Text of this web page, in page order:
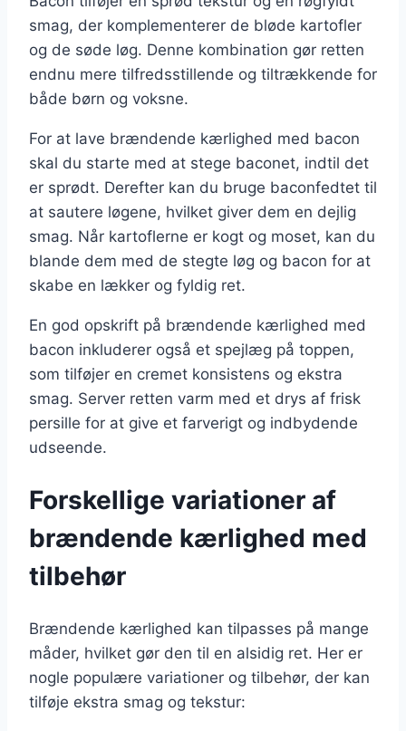
smag, der komplementerer de bløde kartofler
og de søde løg. Denne kombination gør retten
endnu mere tilfredsstillende og tiltrækkende for
både børn og voksne.
For at lave brændende kærlighed med bacon
skal du starte med at stege baconet, indtil det
er sprødt. Derefter kan du bruge baconfedtet til
at sautere løgene, hvilket giver dem en dejlig
smag. Når kartoflerne er kogt og moset, kan du
blande dem med de stegte løg og bacon for at
skabe en lækker og fyldig ret.
En god opskrift på brændende kærlighed med
bacon inkluderer også et spejlæg på toppen,
som tilføjer en cremet konsistens og ekstra
smag. Server retten varm med et drys af frisk
persille for at give et farverigt og indbydende
udseende.
Forskellige variationer af
brændende kærlighed med
tilbehør
Brændende kærlighed kan tilpasses på mange
måder, hvilket gør den til en alsidig ret. Her er
nogle populære variationer og tilbehør, der kan
tilføje ekstra smag og tekstur: